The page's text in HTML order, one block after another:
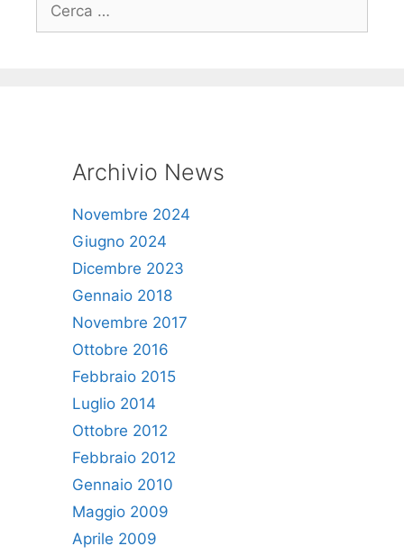
per:
Archivio News
Novembre 2024
Giugno 2024
Dicembre 2023
Gennaio 2018
Novembre 2017
Ottobre 2016
Febbraio 2015
Luglio 2014
Ottobre 2012
Febbraio 2012
Gennaio 2010
Maggio 2009
Aprile 2009